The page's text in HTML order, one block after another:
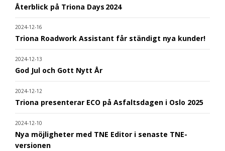
Återblick på Triona Days 2024
2024-12-16
Triona Roadwork Assistant får ständigt nya kunder!
2024-12-13
God Jul och Gott Nytt År
2024-12-12
Triona presenterar ECO på Asfaltsdagen i Oslo 2025
2024-12-10
Nya möjligheter med TNE Editor i senaste TNE-
versionen